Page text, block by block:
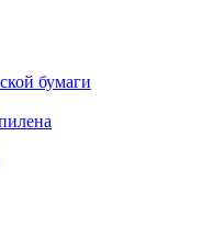
бумаги